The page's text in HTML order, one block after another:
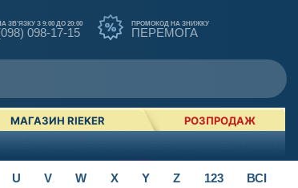
ЗВ'ЯЗКУ З 9:00 ДО 20:00
098-17-15
ПРОМОКОД НА ЗНИЖКУ
ПЕРЕМОГА
МАГАЗИН RIEKER РОЗПРОДАЖ
U V W X Y Z 123 ВСІ